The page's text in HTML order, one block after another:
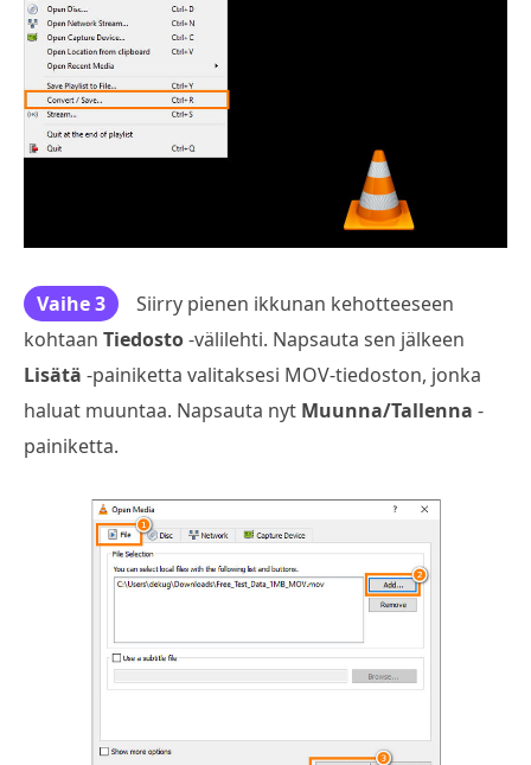
Vaihe 3
Siirry pienen ikkunan kehotteeseen
kohtaan Tiedosto-välilehti. Napsauta sen jälkeen
Lisätä -painiketta valitaksesi MOV-tiedoston, jonka
haluat muuntaa. Napsauta nyt Muunna/Tallenna -
painiketta.